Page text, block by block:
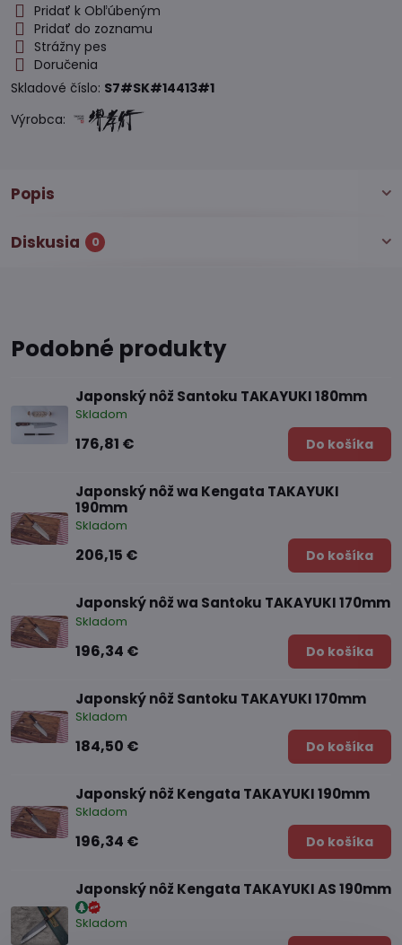
Pridať k Obľúbeným
Pridať do zoznamu
Strážny pes
Doručenia
Skladové číslo: S7#SK#14413#1
Výrobca:
Popis
Diskusia 0
Podobné produkty
Japonský nôž Santoku TAKAYUKI 180mm
Skladom
176,81 € Do košíka
Japonský nôž wa Kengata TAKAYUKI
190mm
Skladom
206,15 € Do košíka
Japonský nôž wa Santoku TAKAYUKI 170mm
Skladom
196,34 € Do košíka
Japonský nôž Santoku TAKAYUKI 170mm
Skladom
184,50 € Do košíka
Japonský nôž Kengata TAKAYUKI 190mm
Skladom
196,34 € Do košíka
Japonský nôž Kengata TAKAYUKI AS 190mm
Skladom